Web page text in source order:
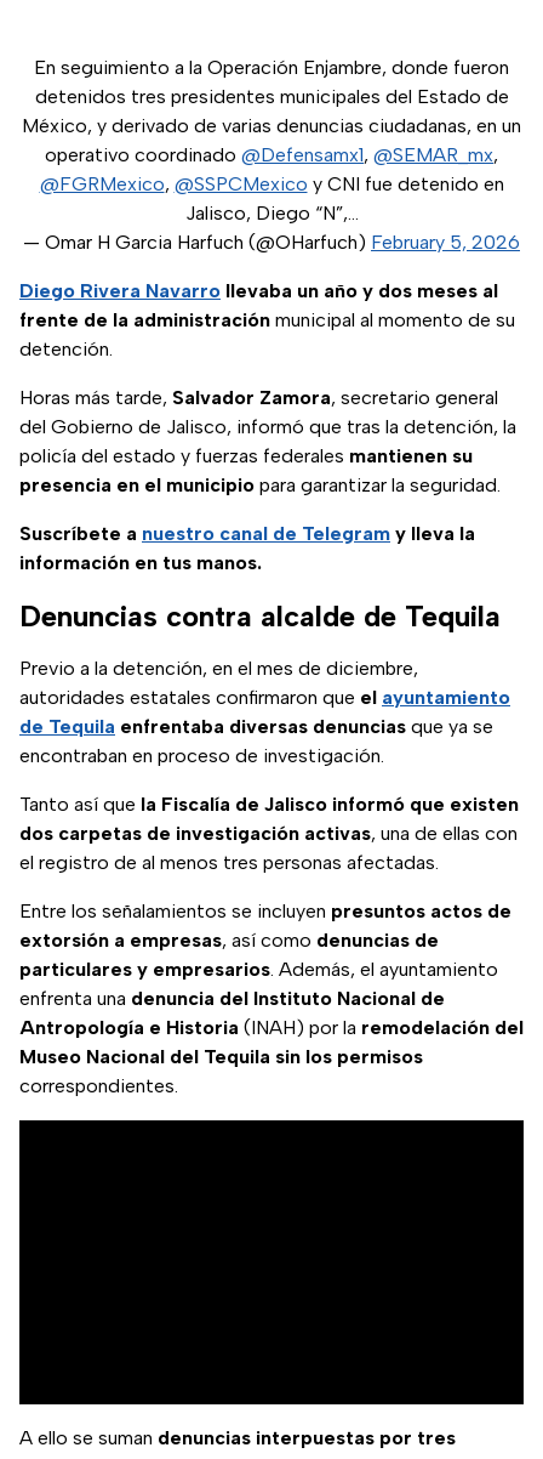
En seguimiento a la Operación Enjambre, donde fueron
detenidos tres presidentes municipales del Estado de
México, y derivado de varias denuncias ciudadanas, en un
operativo coordinado @Defensamx1, @SEMAR_mx,
@FGRMexico, @SSPCMexico y CNI fue detenido en
Jalisco, Diego “N”,…
— Omar H Garcia Harfuch (@OHarfuch) February 5, 2026
Diego Rivera Navarro llevaba un año y dos meses al
frente de la administración municipal al momento de su
detención.
Horas más tarde, Salvador Zamora, secretario general
del Gobierno de Jalisco, informó que tras la detención, la
policía del estado y fuerzas federales mantienen su
presencia en el municipio para garantizar la seguridad.
Suscríbete a nuestro canal de Telegram y lleva la
información en tus manos.
Denuncias contra alcalde de Tequila
Previo a la detención, en el mes de diciembre,
autoridades estatales confirmaron que el ayuntamiento
de Tequila enfrentaba diversas denuncias que ya se
encontraban en proceso de investigación.
Tanto así que la Fiscalía de Jalisco informó que existen
dos carpetas de investigación activas, una de ellas con
el registro de al menos tres personas afectadas.
Entre los señalamientos se incluyen presuntos actos de
extorsión a empresas, así como denuncias de
particulares y empresarios. Además, el ayuntamiento
enfrenta una denuncia del Instituto Nacional de
Antropología e Historia (INAH) por la remodelación del
Museo Nacional del Tequila sin los permisos
correspondientes.
A ello se suman denuncias interpuestas por tres